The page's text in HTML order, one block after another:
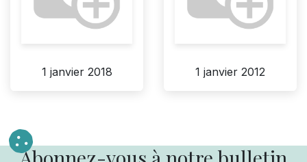
1 janvier 2018 1 janvier 2012